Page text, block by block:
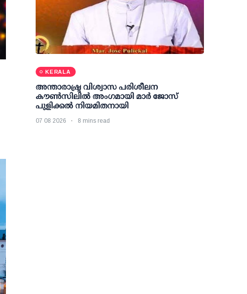
KERALA
അന്താരാഷ്ട്ര വിശ്വാസ പരിശീലന
കൗണ്‍സിലില്‍ അംഗമായി മാര്‍ ജോസ്
പുളിക്കല്‍ നിയമിതനായി
07 08 2026 8 mins read